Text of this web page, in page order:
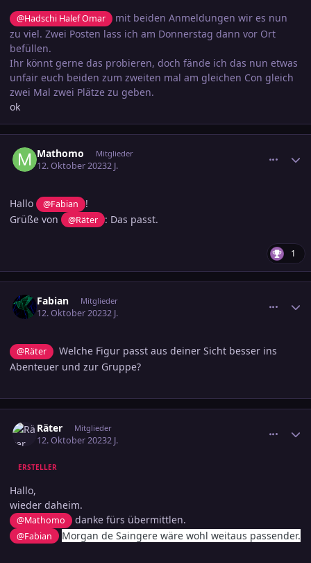
@Hadschi Halef Omar
mit beiden Anmeldungen wir es nun
zu viel. Zwei Posten lass ich am Donnerstag dann vor Ort
befüllen.
Ihr könnt gerne das probieren, doch fände ich das nun etwas
unfair euch beiden zum zweiten mal am gleichen Con gleich
zwei Mal zwei Plätze zu geben.
ok
Mathomo Mitglieder
12. Oktober 20232 J.
Hallo @Fabian
!
Grüße von
@Räter : Das passt.
1
Fabian Mitglieder
12. Oktober 20232 J.
@Räter
Welche Figur passt aus deiner Sicht besser ins
Abenteuer und zur Gruppe?
Räter Mitglieder
12. Oktober 20232 J.
ERSTELLER
Hallo,
wieder daheim.
@Mathomo danke fürs übermittlen.
@Fabian Morgan de Saingere wäre wohl weitaus passender.